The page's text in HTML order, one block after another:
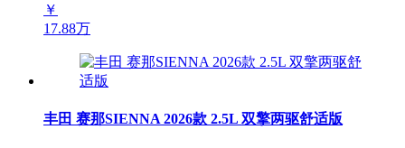
￥
17.88万
丰田 赛那SIENNA 2026款 2.5L 双擎两驱舒适版